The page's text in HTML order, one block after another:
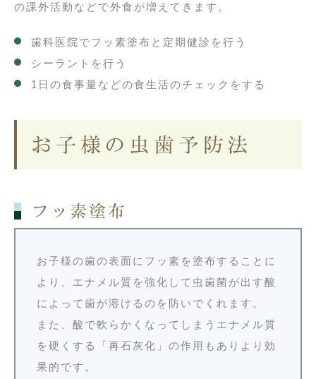
の課外活動などで外食が増えてきます。
歯科医院でフッ素塗布と定期健診を行う
シーラントを行う
1日の食事量などの食生活のチェックをする
お子様の虫歯予防法
フッ素塗布
お子様の歯の表面にフッ素を塗布することに
より、エナメル質を強化して虫歯菌が出す酸
によって歯が溶けるのを防いでくれます。
また、酸で軟らかくなってしまうエナメル質
を硬くする「再石灰化」の作用もありより効
果的です。